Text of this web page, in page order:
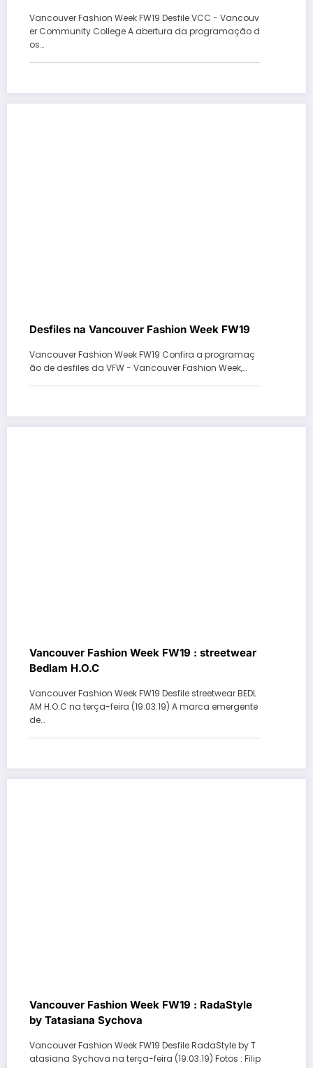
Vancouver Fashion Week FW19 Desfile VCC - Vancouv
er Community College A abertura da programação d
os…
Desfiles na Vancouver Fashion Week FW19
Vancouver Fashion Week FW19 Confira a programaç
ão de desfiles da VFW - Vancouver Fashion Week,…
Vancouver Fashion Week FW19 : streetwear
Bedlam H.O.C
Vancouver Fashion Week FW19 Desfile streetwear BEDL
AM H.O.C na terça-feira (19.03.19) A marca emergente
de…
Vancouver Fashion Week FW19 : RadaStyle
by Tatasiana Sychova
Vancouver Fashion Week FW19 Desfile RadaStyle by T
atasiana Sychova na terça-feira (19.03.19) Fotos : Filip